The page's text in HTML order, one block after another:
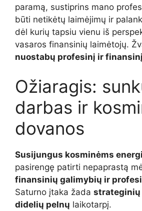
paramą, sustiprins mano
būti netikėtų laimėjimų ir
dėl kurių tapsiu vienu iš
vasaros finansinių laimėtojų.
nuostabų profesinį ir
Ožiaragis:
darbas ir
dovanos
Susijungus kosminėms
pasirengę patirti nepaprastą
finansinių galimybių ir
Saturno įtaka žada
didelių pelnų laikotarpį.